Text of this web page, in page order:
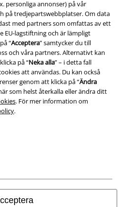
personliga annonser) på vår
på tredjepartswebbplatser. Om data
med partners som omfattas av ett
EU-lagstiftning och är lämpligt
“Acceptera” samtycker du till
och våra partners. Alternativt kan
på “Neka alla” – i detta fall
att användas. Du kan också
genom att klicka på “Ändra
som helst återkalla eller ändra ditt
. För mer information om
.